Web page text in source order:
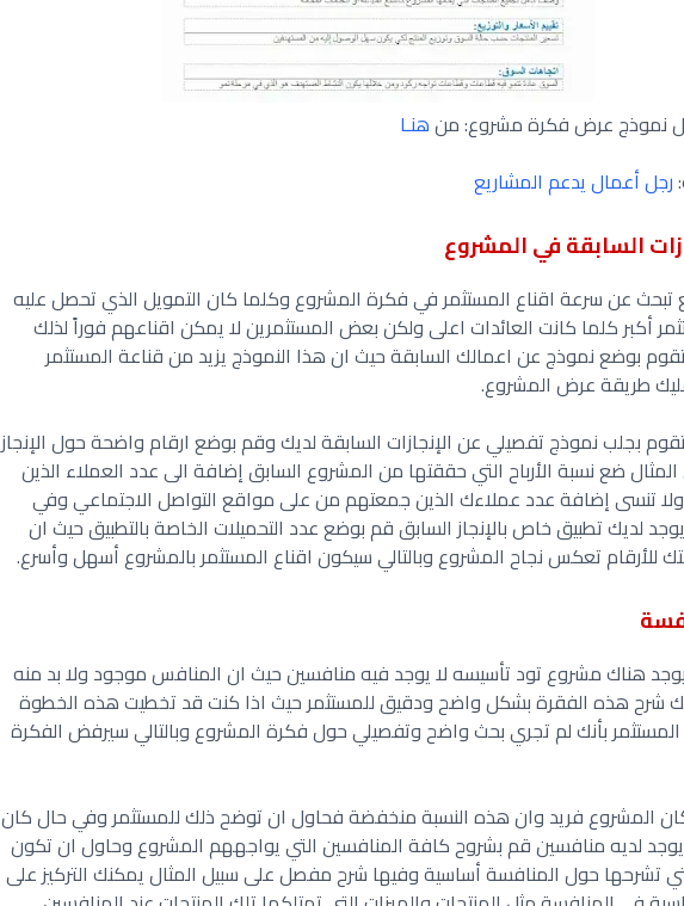
نموذج عرض فكرة مشروع: منهنـا
رجل أعمال يدعم المشاريع
تبحث عن سرعة اقناع المستثمر في فكرة المشروع وكلما كان التمويل الذي تحصل عليه
أكبر كلما كانت العائدات اعلى ولكن بعض المستثمرين لا يمكن اقناعهم فوراً لذلك
بوضع نموذج عن اعمالك السابقة حيث ان هذا النموذج يزيد من قناعة المستثمر
طريقة عرض المشروع.
بجلب نموذج تفصيلي عن الإنجازات السابقة لديك وقم بوضع ارقام واضحة حول الإنجاز
ضع نسبة الأرباح التي حققتها من المشروع السابق إضافة الى عدد العملاء الذين
تنسى إضافة عدد عملاءك الذين جمعتهم من على مواقع التواصل الاجتماعي وفي
لديك تطبيق خاص بالإنجاز السابق قم بوضع عدد التحميلات الخاصة بالتطبيق حيث ان
للأرقام تعكس نجاح المشروع وبالتالي سيكون اقناع المستثمر بالمشروع أسهل وأسرع.
يوجد هناك مشروع تود تأسيسه لا يوجد فيه منافسين حيث ان المنافس موجود ولا بد منه
شرح هذه الفقرة بشكل واضح ودقيق للمستثمر حيث اذا كنت قد تخطيت هذه الخطوة
بأنك لم تجري بحث واضح وتفصيلي حول فكرة المشروع وبالتالي سيرفض الفكرة
المشروع فريد وان هذه النسبة منخفضة فحاول ان توضح ذلك للمستثمر وفي حال كان
لديه منافسين قم بشروح كافة المنافسين التي يواجههم المشروع وحاول ان تكون
تشرحها حول المنافسة أساسية وفيها شرح مفصل على سبيل المثال يمكنك التركيز على